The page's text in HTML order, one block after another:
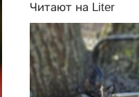
Читают на Liter